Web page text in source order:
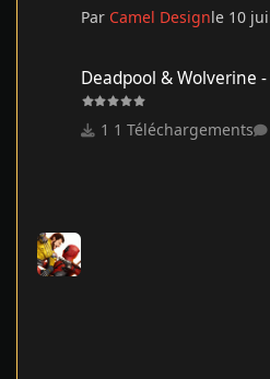
Par Camel Designle 10
Deadpool & Wolverine -
1 Téléchargements